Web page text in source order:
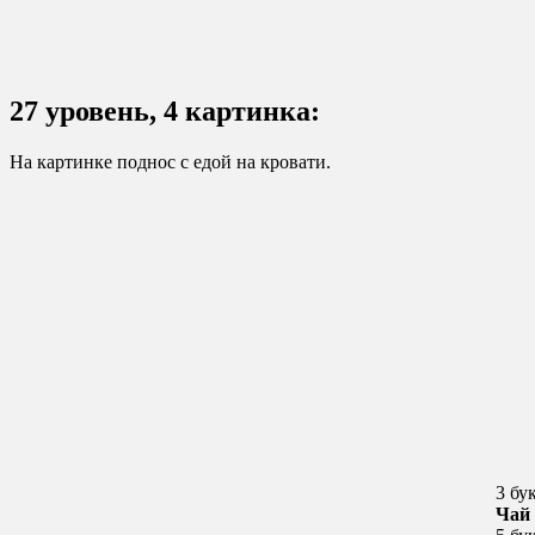
27 уровень, 4 картинка:
На картинке поднос с едой на кровати.
3
Чай